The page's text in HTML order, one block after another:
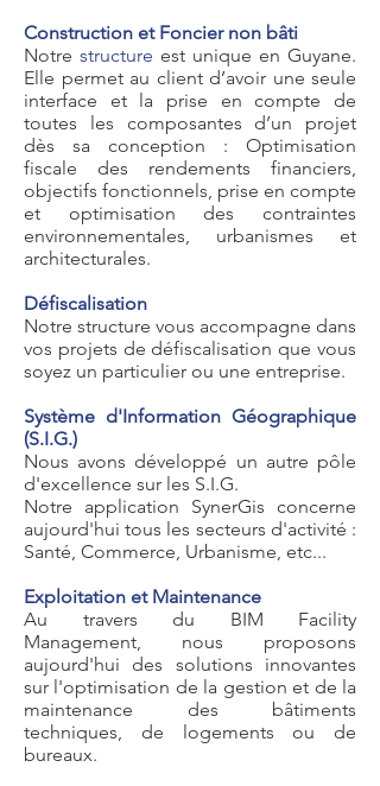
Construction et Foncier non bâti
Notre structure est unique en Guyane.
Elle permet au client d’avoir une seule
interface et la prise en compte de
toutes les composantes d’un projet
dès sa conception : Optimisation
fiscale des rendements financiers,
objectifs fonctionnels, prise en compte
et optimisation des contraintes
environnementales, urbanismes et
architecturales.
Défiscalisation
Notre structure vous accompagne dans
vos projets de défiscalisation que vous
soyez un particulier ou une entreprise.
Système d'Information Géographique
(S.I.G.)
Nous avons développé un autre pôle
d'excellence sur les S.I.G.
Notre application SynerGis concerne
aujourd'hui tous les secteurs d'activité :
Santé, Commerce, Urbanisme, etc...
Exploitation et Maintenance
Au travers du BIM Facility
Management, nous proposons
aujourd'hui des solutions innovantes
sur l'optimisation de la gestion et de la
maintenance des bâtiments
techniques, de logements ou de
bureaux.